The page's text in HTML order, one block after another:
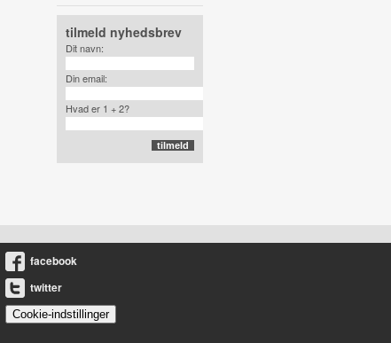
tilmeld nyhedsbrev
Dit navn:
Din email:
Hvad er 1 + 2?
facebook
twitter
Cookie-indstillinger